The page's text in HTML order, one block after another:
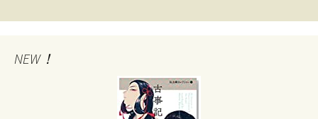
稿
ナ
NEW！